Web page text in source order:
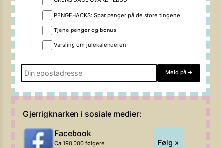
PENGEHACKS: Spar penger på de store tingene
Tjene penger og bonus
Varsling om julekalenderen
Meld på ➔
Gjerrigknarken i sosiale medier:
Facebook
Ca 190 000 følgere Følg »